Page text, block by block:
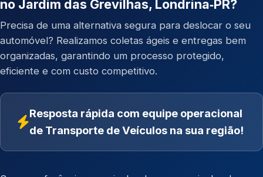
no Jardim das Grevilhas, Londrina‑PR?
Precisa de uma alternativa segura para deslocar o seu
automóvel? Realizamos coletas ágeis e entregas bem
organizadas, garantindo um processo protegido,
eficiente e com custo competitivo.
Resposta rápida com equipe operacional
de Transporte de Veículos na sua região!